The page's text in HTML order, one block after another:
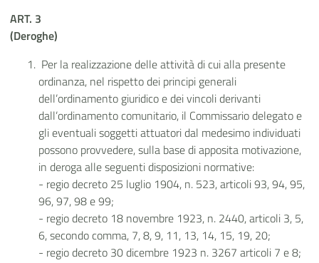
ART. 3
(Deroghe)
Per la realizzazione delle attività di cui alla presente
ordinanza, nel rispetto dei principi generali
dell’ordinamento giuridico e dei vincoli derivanti
dall’ordinamento comunitario, il Commissario delegato e
gli eventuali soggetti attuatori dal medesimo individuati
possono provvedere, sulla base di apposita motivazione,
in deroga alle seguenti disposizioni normative:
- regio decreto 25 luglio 1904, n. 523, articoli 93, 94, 95,
96, 97, 98 e 99;
- regio decreto 18 novembre 1923, n. 2440, articoli 3, 5,
6, secondo comma, 7, 8, 9, 11, 13, 14, 15, 19, 20;
- regio decreto 30 dicembre 1923 n. 3267 articoli 7 e 8;